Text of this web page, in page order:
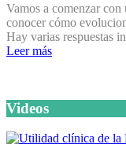
Vamos a comenzar
conocer cómo
Hay varias respuestas
Leer más
Videos